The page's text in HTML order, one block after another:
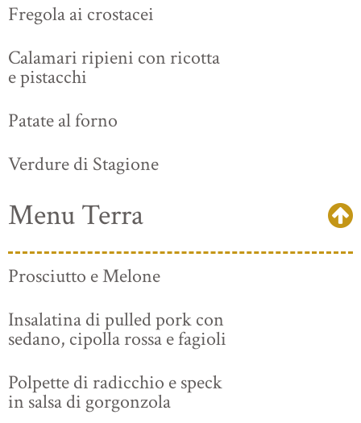
Fregola ai crostacei
Calamari ripieni con ricotta
e pistacchi
Patate al forno
Verdure di Stagione
Menu Terra
Prosciutto e Melone
Insalatina di pulled pork con
sedano, cipolla rossa e fagioli
Polpette di radicchio e speck
in salsa di gorgonzola